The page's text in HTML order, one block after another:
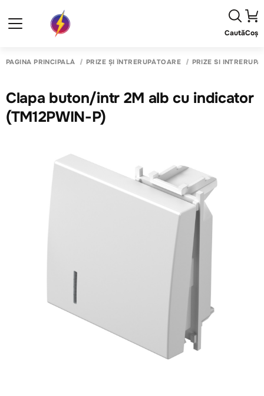
CautăCoș
PAGINA PRINCIPALĂ PRIZE ȘI ÎNTRERUPĂTOARE PRIZE SI
Clapa buton/intr 2M alb cu indicator
(TM12PWIN-P)